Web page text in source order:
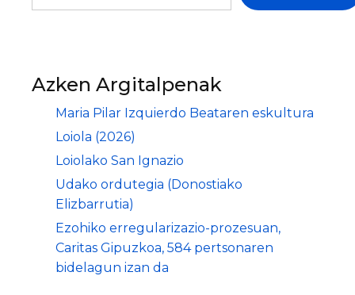
Azken Argitalpenak
Maria Pilar Izquierdo Beataren eskultura
Loiola (2026)
Loiolako San Ignazio
Udako ordutegia (Donostiako
Elizbarrutia)
Ezohiko erregularizazio-prozesuan,
Caritas Gipuzkoa, 584 pertsonaren
bidelagun izan da